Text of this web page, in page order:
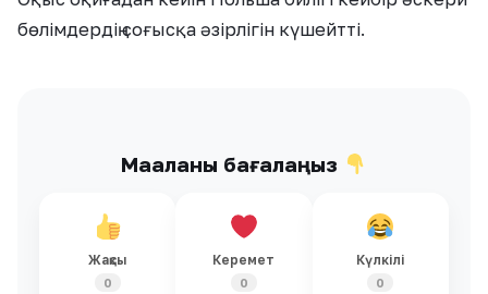
бөлімдердің соғысқа әзірлігін күшейтті.
Мақаланы бағалаңыз
Жақсы
0
Керемет
0
Күлкілі
0